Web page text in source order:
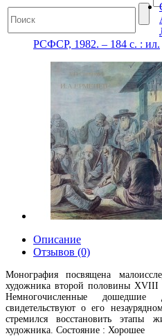
РСФСР, 1982. – 184 с. : ил.
Описание
Отзывов (0)
Монография посвящена
художника второй половины XVIII
Немногочисленные
свидетельствуют о его
стремился восстановить этапы
художника. Состояние : Хорошее